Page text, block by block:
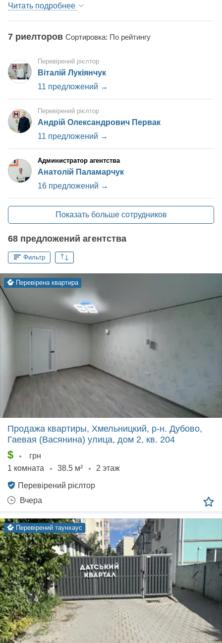
нерухомість.
Пропонуємо такі послуги:
Повний супровід від початку до заваршення угоди
купівлі/продажу житлової та комерційної нерухомості.
Оренда житлової та комерційної нерухомості.
Безкоштовна консультація.
Продано більше ніж 30000кв.м.
Читать подробнее
7 риелторов Сортировка: По рейтингу
Перевірений рієлтор
Віталій Лукіянчук
11 предложений →
Перевірений рієлтор
Андрій Олександрович Первак
11 предложений →
Администратор агентства
Анатолій Паламарчук
16 предложений →
Показать больше сотрудников
68 предложений агентства
Фильтр
перевірена квартира
Продажа квартиры, Хмельницкий, р‑н. Дубово,
Гаевая (Васянина) улица, дом 2, кв. 204
$
грн
1 комната
38.5 м² 2 этаж
Перевірений рієлтор
Вчера
перевірений таунхаус